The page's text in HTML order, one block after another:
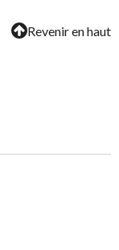
Revenir en haut